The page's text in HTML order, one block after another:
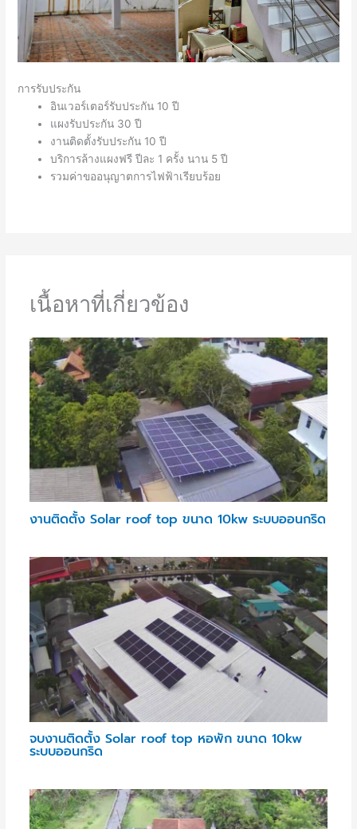
การรับประกัน
อินเวอร์เตอร์รับประกัน 10 ปี
แผงรับประกัน 30 ปี
งานติดตั้งรับประกัน 10 ปี
บริการล้างแผงฟรี ปีละ 1 ครั้ง นาน 5 ปี
รวมค่าขออนุญาตการไฟฟ้าเรียบร้อย
เนื้อหาที่เกี่ยวข้อง
งานติดตั้ง Solar roof top ขนาด 10kw ระบบออนกริด
จบงานติดตั้ง Solar roof top หอพัก ขนาด 10kw
ระบบออนกริด